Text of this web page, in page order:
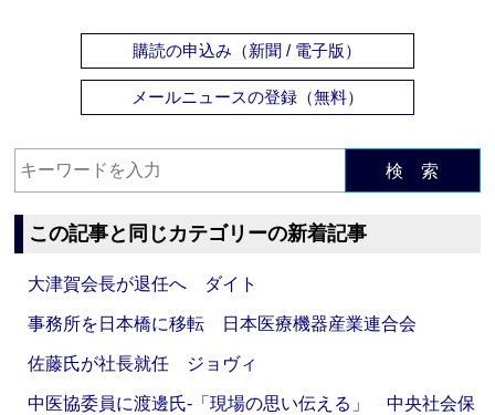
購読の申込み（新聞 / 電子版）
メールニュースの登録（無料）
検 索
この記事と同じカテゴリーの新着記事
大津賀会長が退任へ ダイト
事務所を日本橋に移転 日本医療機器産業連合会
佐藤氏が社長就任 ジョヴィ
中医協委員に渡邊氏‐「現場の思い伝える」 中央社会保